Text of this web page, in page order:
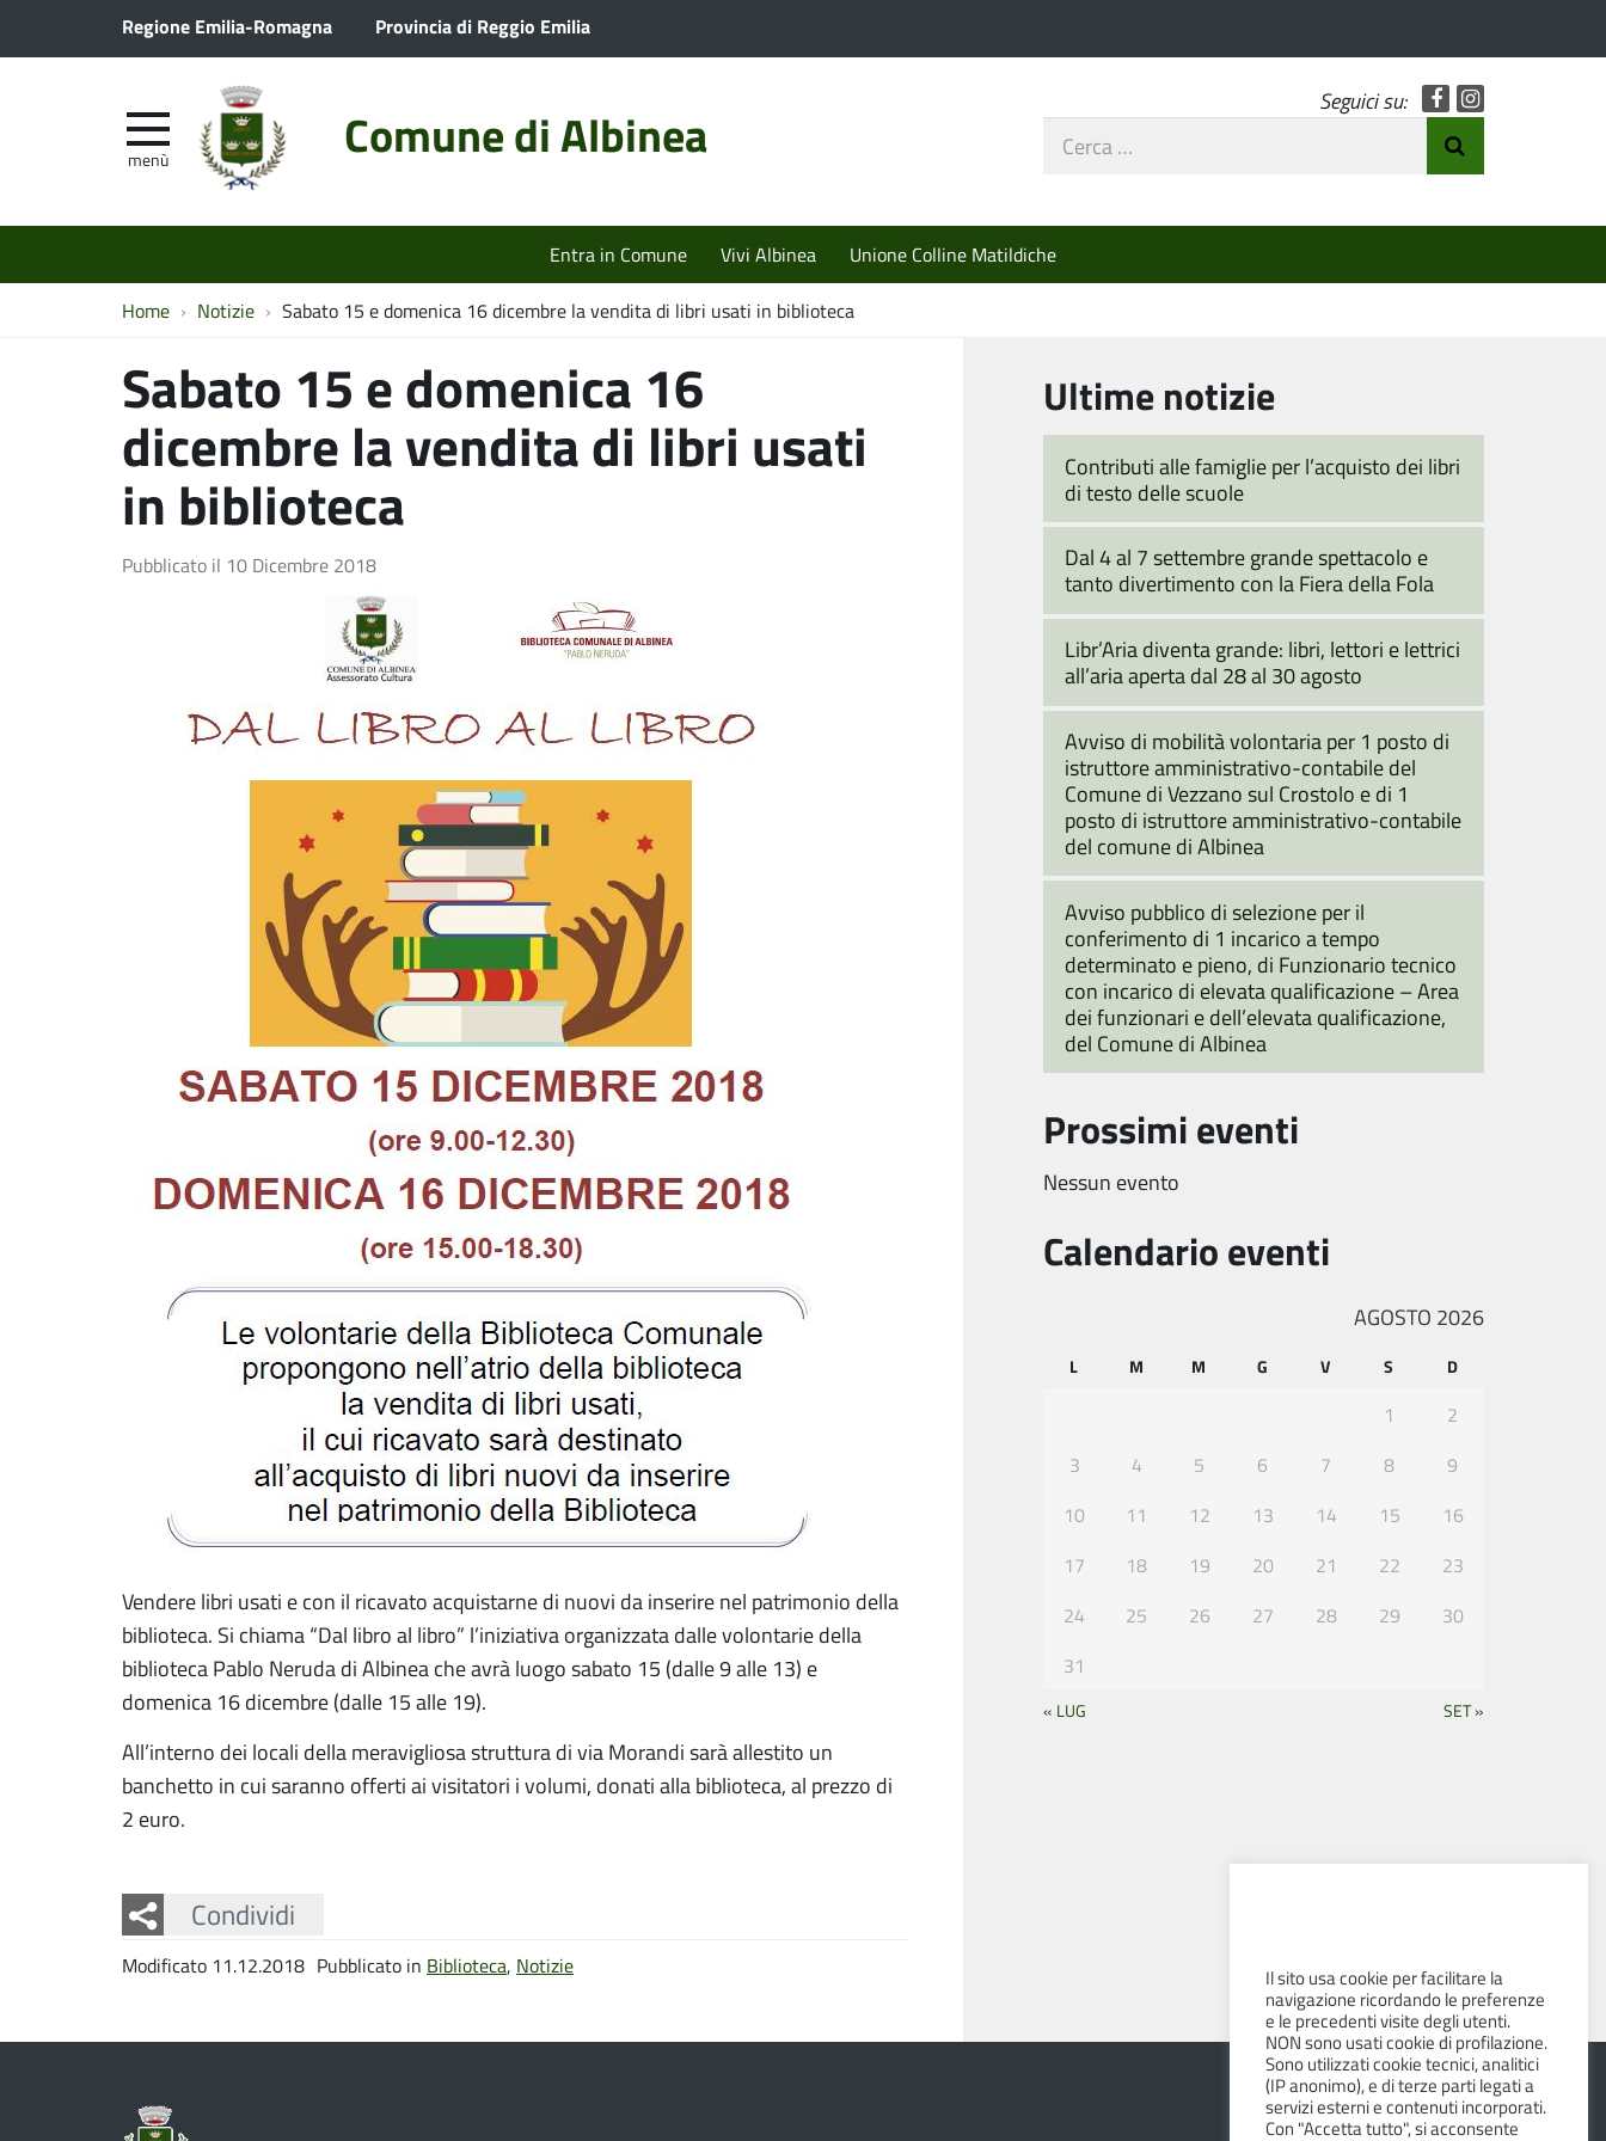
Regione Emilia-Romagna Provincia di Reggio Emilia
Comune di Albinea
menù
Seguici su: Facebook
Cerca
Entra in Comune Vivi Albinea Unione Colline Matildiche
Home Notizie Sabato 15 e domenica 16 dicembre la vendita di libri usati in biblioteca
Sabato 15 e domenica 16
dicembre la vendita di libri usati
in biblioteca
Pubblicato il 10 Dicembre 2018
Vendere libri usati e con il ricavato acquistarne di nuovi da inserire nel patrimonio della
biblioteca. Si chiama “Dal libro al libro” l’iniziativa organizzata dalle volontarie della
biblioteca Pablo Neruda di Albinea che avrà luogo sabato 15 (dalle 9 alle 13) e
domenica 16 dicembre (dalle 15 alle 19).
All’interno dei locali della meravigliosa struttura di via Morandi sarà allestito un
banchetto in cui saranno offerti ai visitatori i volumi, donati alla biblioteca, al prezzo di
2 euro.
Condividi
Facebook
Twitter
Whatsapp
Modificato 11.12.2018 Pubblicato in Biblioteca, Notizie
Ultime notizie
Contributi alle famiglie per l’acquisto dei libri
di testo delle scuole
Dal 4 al 7 settembre grande spettacolo e
tanto divertimento con la Fiera della Fola
Libr’Aria diventa grande: libri, lettori e lettrici
all’aria aperta dal 28 al 30 agosto
Avviso di mobilità volontaria per 1 posto di
istruttore amministrativo-contabile del
Comune di Vezzano sul Crostolo e di 1
posto di istruttore amministrativo-contabile
del comune di Albinea
Avviso pubblico di selezione per il
conferimento di 1 incarico a tempo
determinato e pieno, di Funzionario tecnico
con incarico di elevata qualificazione – Area
dei funzionari e dell’elevata qualificazione,
del Comune di Albinea
Prossimi eventi
Nessun evento
Calendario eventi
AGOSTO 2026
L M M G V S D
1
2
3
4 5 6 7 8
9
10
11 12 13 14 15
16
17
18 19 20 21 22
23
24
25 26 27 28 29
30
31
« LUG SET »
Il sito usa cookie per facilitare la
navigazione ricordando le preferenze
e le precedenti visite degli utenti.
NON sono usati cookie di profilazione.
Sono utilizzati cookie tecnici, analitici
(IP anonimo), e di terze parti legati a
servizi esterni e contenuti incorporati.
Con "Accetta tutto", si acconsente